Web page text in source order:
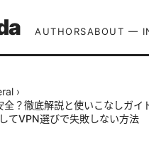
AUTHORSABOUT —
›
全？徹底解説と使いこなしガイ
てVPN選びで失敗しない方法